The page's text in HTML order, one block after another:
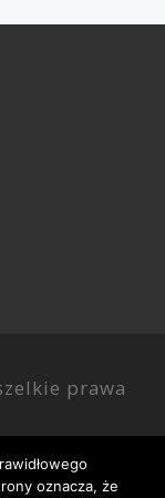
prawa
oznacza, że